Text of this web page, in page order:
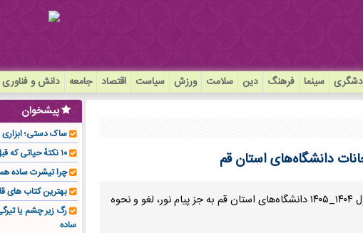
سینما فرهنگ دین سلامت ورزش سیاست اقتصاد جامعه دانش و فناوری
دانشگاه‌های استان قم
مهر : برگزاری حضوری امتحانات پایان ترم نیمه سال اول ۱۴۰۴_۱۴۰۵ دانشگاه‌های استان قم به جز پیام نور، لغو و نحوه
پیشخوان
ساک دستی؛ ابزاری
۱۰ نکتهٔ حیاتی که قبل از کاشت ایمپلنت باید بدانید!
چرا تیشرت ساده
بهترین کتاب های
رگ زیر چشم یا
ساده